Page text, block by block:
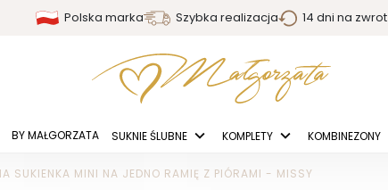
Polska marka Szybka realizacja 14 dni na zwrot
BY MAŁGORZATA SUKNIE ŚLUBNE KOMPLETY KOMBINEZONY
SUKIENKA MINI NA JEDNO RAMIĘ Z PIÓRAMI - MISSY